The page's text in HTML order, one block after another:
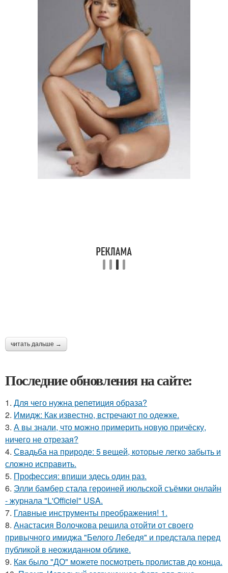
читать дальше →
Последние обновления на сайте:
1. Для чего нужна репетиция образа?
2. Имидж: Как известно, встречают по одежке.
3. А вы знали, что можно примерить новую причёску,
ничего не отрезая?
4. Свадьба на природе: 5 вещей, которые легко забыть и
сложно исправить.
5. Профессия: впиши здесь один раз.
6. Элли бамбер стала героиней июльской съёмки онлайн
- журнала "L'Officiel" USA.
7. Главные инструменты преображения! 1.
8. Анастасия Волочкова решила отойти от своего
привычного имиджа "Белого Лебедя" и предстала перед
публикой в неожиданном облике.
9. Как было "ДО" можете посмотреть пролистав до конца.